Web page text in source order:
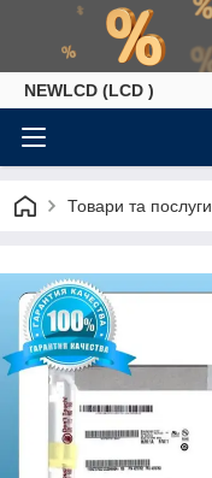
NEWLCD (LCD )
Товари та послуги